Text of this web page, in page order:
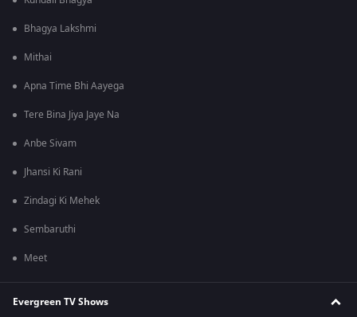
Bhagya Lakshmi
Mithai
Apna Time Bhi Aayega
Tere Bina Jiya Jaye Na
Anbe Sivam
Jhansi Ki Rani
Zindagi Ki Mehek
Sembaruthi
Meet
Evergreen TV Shows